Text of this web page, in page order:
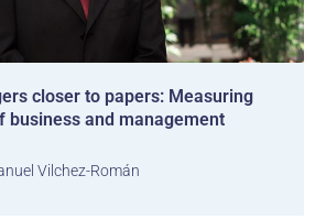
closer to papers: Measuring
business and management
Vilchez-Román